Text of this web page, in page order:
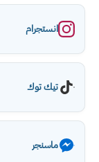
انستجرام
تيك توك
ماسنجر